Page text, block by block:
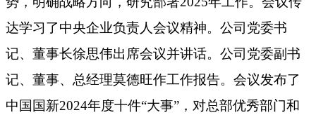
达学习了中央企业负责人会议精神。公司党委书
记、董事长徐思伟出席会议并讲话。公司党委副书
记、董事、总经理莫德旺作工作报告。会议发布了
中国国新2024年度十件“大事”，对总部优秀部门和